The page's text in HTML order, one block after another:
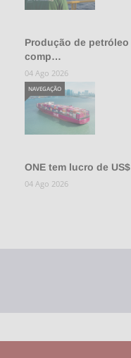
Produção de
comp…
04 Ago 2026
ONE tem lucro de
NAVEGAÇÃO
04 Ago 2026